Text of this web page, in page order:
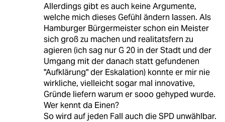
Allerdings gibt es auch keine Argumente,
welche mich dieses Gefühl ändern lassen. Als
Hamburger Bürgermeister schon ein Meister
sich groß zu machen und realitatsfern zu
agieren (ich sag nur G 20 in der Stadt und der
Umgang mit der danach statt gefundenen
"Aufklärung" der Eskalation) konnte er mir nie
wirkliche, vielleicht sogar mal innovative,
Gründe liefern warum er sooo gehyped wurde.
Wer kennt da Einen?
So wird auf jeden Fall auch die SPD unwählbar.